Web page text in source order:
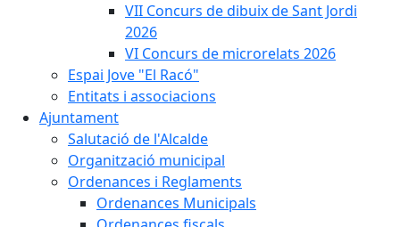
VII Concurs de dibuix de Sant Jordi
2026
VI Concurs de microrelats 2026
Espai Jove "El Racó"
Entitats i associacions
Ajuntament
Salutació de l'Alcalde
Organització municipal
Ordenances i Reglaments
Ordenances Municipals